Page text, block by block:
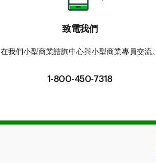
致電我們
在我們小型商業諮詢中心與小型商業專員交流。
1-800-450-7318